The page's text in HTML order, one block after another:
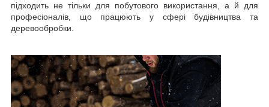
підходить не тільки для побутового використання, а й для
професіоналів, що працюють у сфері будівництва та
деревообробки.